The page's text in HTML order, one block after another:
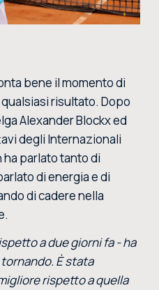
bene il momento di
risultato. Dopo
Alexander Blockx ed
degli Internazionali
ha parlato tanto di
di energia e di
di cadere nella
a due giorni fa - ha
È stata
rispetto a quella